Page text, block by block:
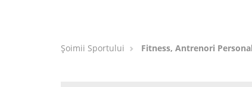
Șoimii Sportului Fitness, Antrenori